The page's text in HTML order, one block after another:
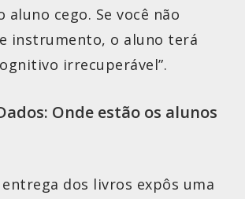
aluno cego. Se você não
instrumento, o aluno terá
irrecuperável”.
Onde estão os alunos
dos livros expôs uma